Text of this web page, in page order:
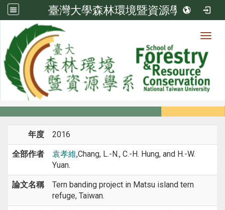
臺灣大學森林環境暨資源學系
系所成員
系所成員
年度 2016
全部作者 袁孝維,Chang, L.-N., C.-H. Hung, and H.-W.
Yuan.
論文名稱
Tern banding project in Matsu island tern
refuge, Taiwan.